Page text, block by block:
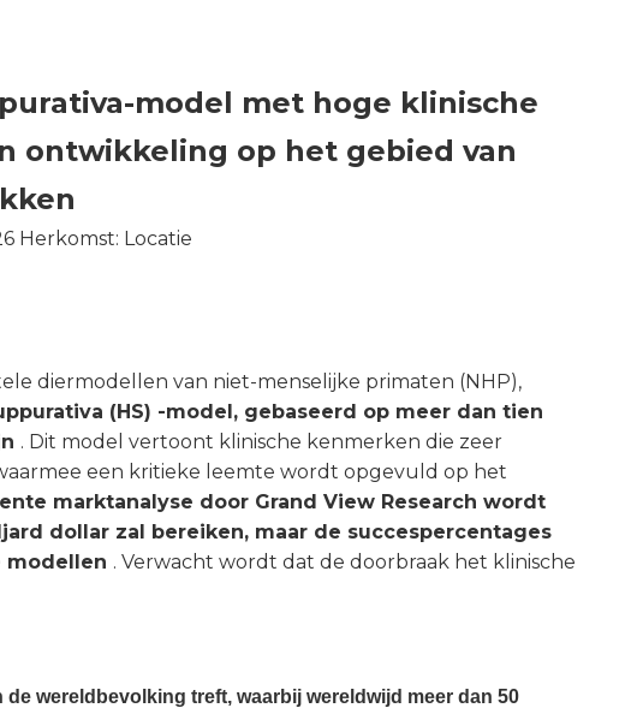
model met hoge klinische
ontwikkeling op het gebied van
Herkomst: Locatie
diermodellen van niet-menselijke primaten (NHP),
(HS) -model, gebaseerd op meer dan tien
. Dit model vertoont klinische kenmerken die zeer
een kritieke leemte wordt opgevuld op het
marktanalyse door Grand View Research wordt
dollar zal bereiken, maar de succespercentages
modellen . Verwacht wordt dat de doorbraak het klinische
de wereldbevolking treft, waarbij wereldwijd meer dan 50